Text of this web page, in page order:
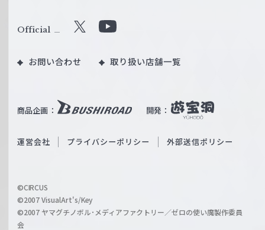
ル
W
ß
c
a
r
z
商品企画： 開発：
Official X
u
b
O
i
お問い合わせ 取り扱い店舗一覧
運営会社 プライバシーポリシー 外部送信ポリシー
©CIRCUS
©2007 VisualArt's/Key
©2007 ヤマグチノボル･メディアファクトリー／ゼロの使い魔製作委員
会